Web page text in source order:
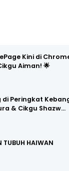
Kini di
Aiman! 🌟
di Peringkat
& Cikgu Shazw…
TUBUH HAIWAN